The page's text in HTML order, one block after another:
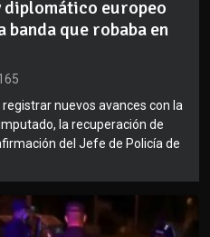
diplomático europeo
que robaba en
registrar nuevos avances con la
la recuperación de
del Jefe de Policía de